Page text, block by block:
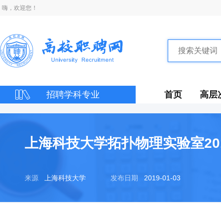
嗨，欢迎您！
招聘学科专业 首页 高层
上海科技大学拓扑物理实验室
来源 上海科技大学 发布日期 2019-01-03